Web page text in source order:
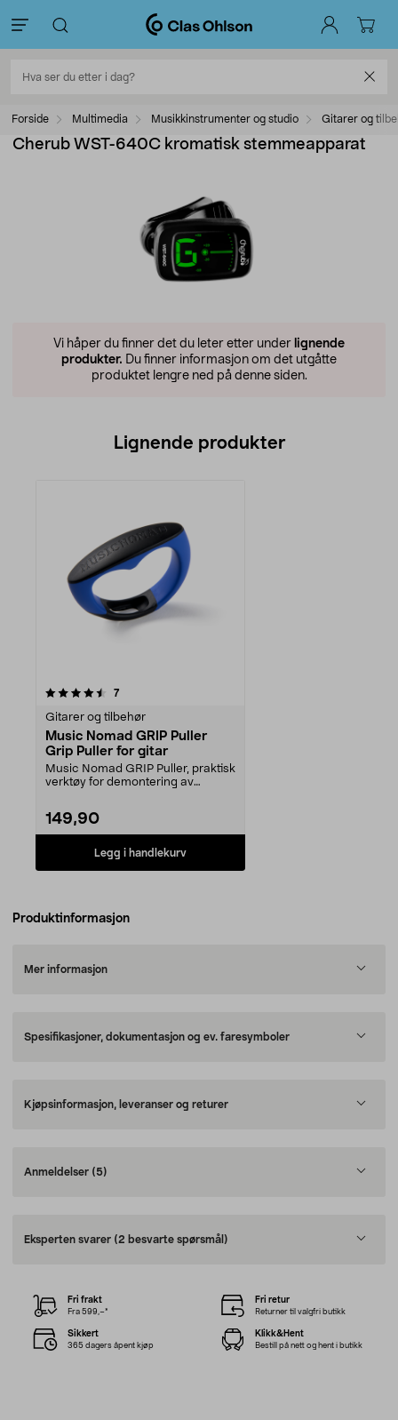
Forside Multimedia Musikkinstrumenter og studio Gitarer og
Cherub WST-640C kromatisk stemmeapparat
Vi håper du finner det du leter etter under lignende
produkter. Du finner informasjon om det utgåtte
produktet lengre ned på denne siden.
Lignende produkter
7anmeldelser
Gitarer og tilbehør
Music Nomad GRIP Puller
Grip Puller for gitar
Music Nomad GRIP Puller, praktisk
verktøy for demontering av
149,90
Legg i handlekurv
Produktinformasjon
Mer informasjon
Spesifikasjoner, dokumentasjon og ev. faresymboler
Kjøpsinformasjon, leveranser og returer
Anmeldelser (5)
Eksperten svarer (2 besvarte spørsmål)
Fri frakt
Fra 599,–*
Fri retur
Returner til valgfri butikk
Sikkert
365 dagers åpent kjøp
Klikk&Hent
Bestill på nett og hent i butikk